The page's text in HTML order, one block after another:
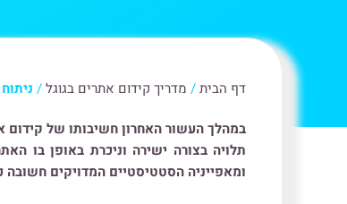
דף הבית/ מדריך קידום אתרים בגוגל/
תלויה בצורה ישירה וניכרת באופן בו
ומאפייניה הסטטיסטיים המדויקים חשובה